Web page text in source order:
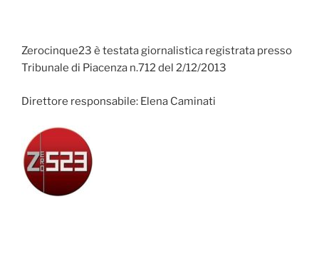
Zerocinque23 è testata giornalistica registrata presso
Tribunale di Piacenza n.712 del 2/12/2013
Direttore responsabile: Elena Caminati